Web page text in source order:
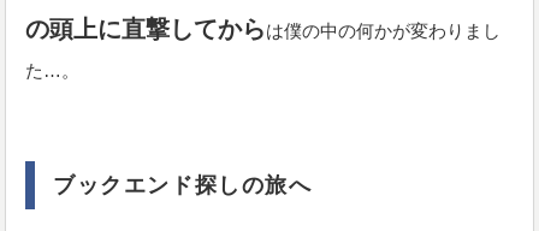
の頭上に直撃してからは僕の中の何かが変わりまし
た…。
ブックエンド探しの旅へ